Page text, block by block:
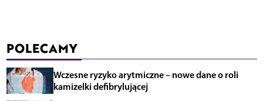
POLECAMY
Wczesne ryzyko arytmiczne – nowe dane o roli
kamizelki defibrylującej